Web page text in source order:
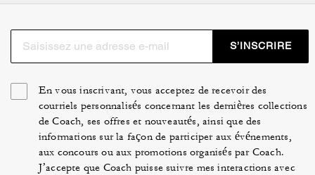
intemporelle.
S’INSCRIRE
En vous inscrivant, vous acceptez de recevoir des
courriels personnalisés concernant les dernières collections
de Coach, ses offres et nouveautés, ainsi que des
informations sur la façon de participer aux événements,
aux concours ou aux promotions organisés par Coach.
J’accepte que Coach puisse suivre mes interactions avec